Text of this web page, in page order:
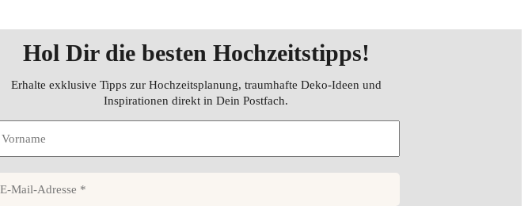
Hol Dir die besten Hochzeitstipps!
Erhalte exklusive Tipps zur Hochzeitsplanung, traumhafte Deko-Ideen und
Inspirationen direkt in Dein Postfach.